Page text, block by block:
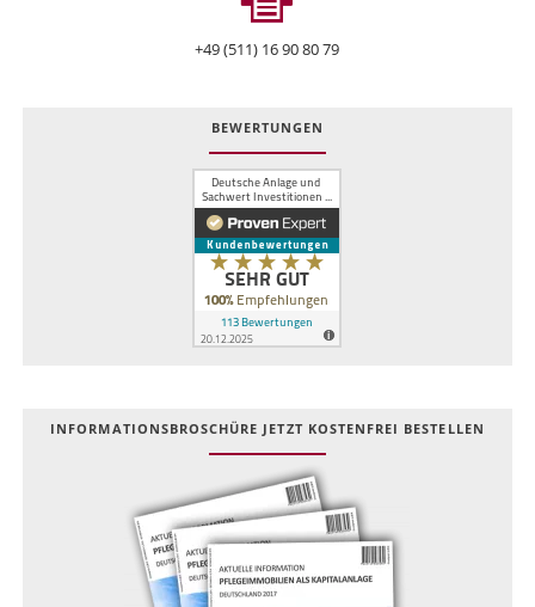
+49 (511) 16 90 80 79
BEWERTUNGEN
INFOR­MATIONS­BROSCHÜRE JETZT KOSTEN­FREI BESTELLEN